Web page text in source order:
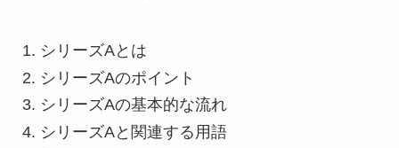
シリーズAとは
シリーズAのポイント
シリーズAの基本的な流れ
シリーズAと関連する用語